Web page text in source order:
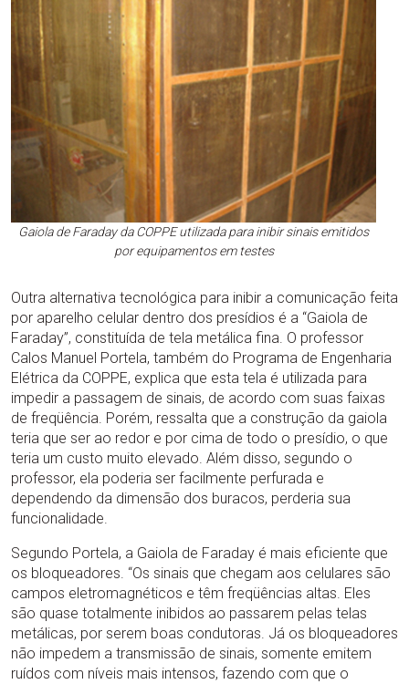
Gaiola de Faraday da COPPE utilizada para inibir sinais emitidos
por equipamentos em testes
Outra alternativa tecnológica para inibir a comunicação feita
por aparelho celular dentro dos presídios é a “Gaiola de
Faraday”, constituída de tela metálica fina. O professor
Calos Manuel Portela, também do Programa de Engenharia
Elétrica da COPPE, explica que esta tela é utilizada para
impedir a passagem de sinais, de acordo com suas faixas
de freqüência. Porém, ressalta que a construção da gaiola
teria que ser ao redor e por cima de todo o presídio, o que
teria um custo muito elevado. Além disso, segundo o
professor, ela poderia ser facilmente perfurada e
dependendo da dimensão dos buracos, perderia sua
funcionalidade.
Segundo Portela, a Gaiola de Faraday é mais eficiente que
os bloqueadores. “Os sinais que chegam aos celulares são
campos eletromagnéticos e têm freqüências altas. Eles
são quase totalmente inibidos ao passarem pelas telas
metálicas, por serem boas condutoras. Já os bloqueadores
não impedem a transmissão de sinais, somente emitem
ruídos com níveis mais intensos, fazendo com que o